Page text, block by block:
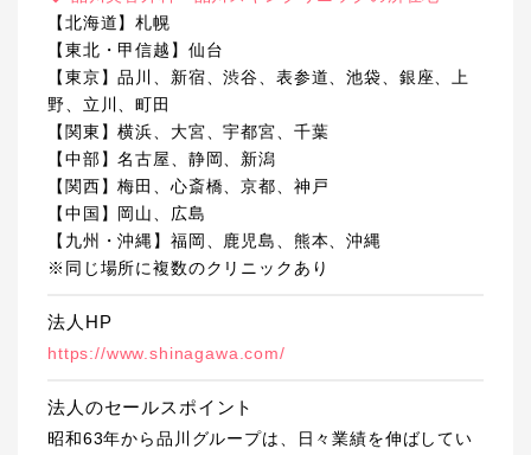
【北海道】札幌
【東北・甲信越】仙台
【東京】品川、新宿、渋谷、表参道、池袋、銀座、上
野、立川、町田
【関東】横浜、大宮、宇都宮、千葉
【中部】名古屋、静岡、新潟
【関西】梅田、心斎橋、京都、神戸
【中国】岡山、広島
【九州・沖縄】福岡、鹿児島、熊本、沖縄
※同じ場所に複数のクリニックあり
法人HP
https://www.shinagawa.com/
法人のセールスポイント
昭和63年から品川グループは、日々業績を伸ばしてい